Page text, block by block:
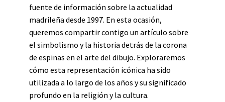
fuente de información sobre la actualidad
madrileña desde 1997. En esta ocasión,
queremos compartir contigo un artículo sobre
el simbolismo y la historia detrás de la corona
de espinas en el arte del dibujo. Exploraremos
cómo esta representación icónica ha sido
utilizada a lo largo de los años y su significado
profundo en la religión y la cultura.